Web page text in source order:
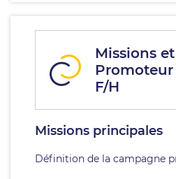
Missions
Promoteur
F/H
Missions principales
Définition de la campagne